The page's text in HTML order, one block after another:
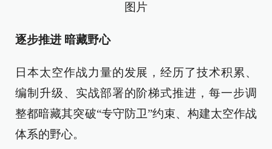
图片
逐步推进 暗藏野心
日本太空作战力量的发展，经历了技术积累、
编制升级、实战部署的阶梯式推进，每一步调
整都暗藏其突破“专守防卫”约束、构建太空作战
体系的野心。